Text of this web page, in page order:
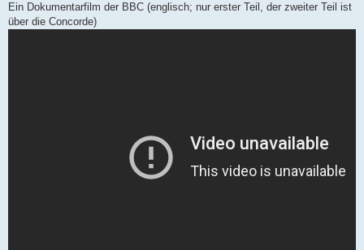
r
a
g
Ein Dokumentarfilm der BBC (englisch; nur erster Teil, der zweiter Teil ist
über die Concorde)